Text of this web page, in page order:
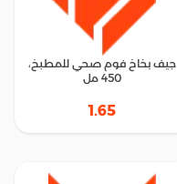
جيف بخاخ فوم صحي للمطبخ،
450 مل
1.65